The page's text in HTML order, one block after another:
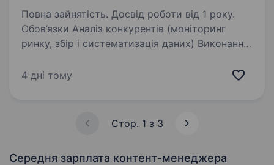
Повна зайнятість. Досвід роботи від 1 року.
Обов’язки Аналіз конкурентів (моніторинг
ринку, збір і систематизація даних) Виконання
Підготовка матеріалів для статей та блогу
4 дні тому
Стор. 1 з 3
Середня зарплата контент-менеджера